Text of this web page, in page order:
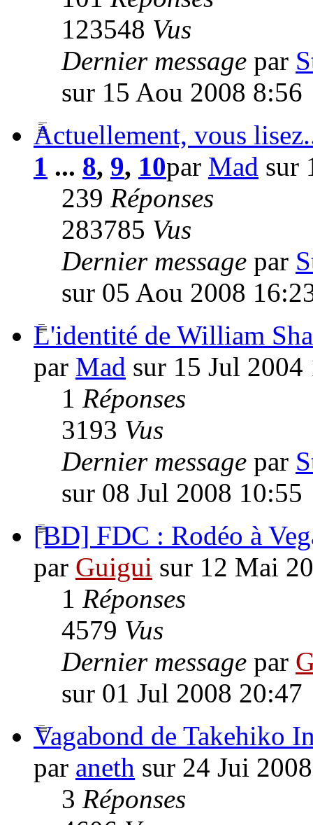
123548 Vus
Dernier message par
sur 15 Aou 2008 8:56
Actuellement, vous
1 ... 8, 9, 10par Mad sur
239 Réponses
283785 Vus
Dernier message par
sur 05 Aou 2008
L'identité de William
par Mad sur 15 Jul 2004
1 Réponses
3193 Vus
Dernier message par
sur 08 Jul 2008 10:55
[BD] FDC : Rodéo à
par Guigui sur 12 Mai
1 Réponses
4579 Vus
Dernier message par
sur 01 Jul 2008 20:47
Vagabond de Takehiko
par aneth sur 24 Jui
3 Réponses